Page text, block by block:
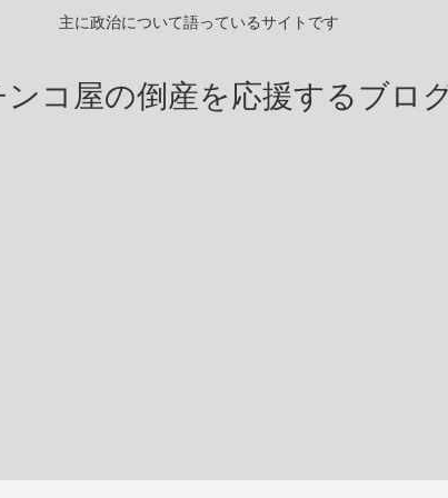
主に政治について語っているサイトです
ンコ屋の倒産を応援するブロ